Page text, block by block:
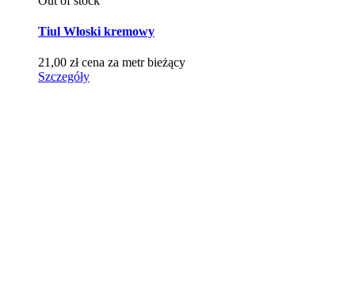
Tiul Włoski kremowy
21,00 złcena za metr bieżący
Szczegóły